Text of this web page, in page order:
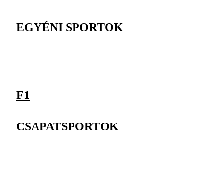
EGYÉNI SPORTOK
F1
CSAPATSPORTOK